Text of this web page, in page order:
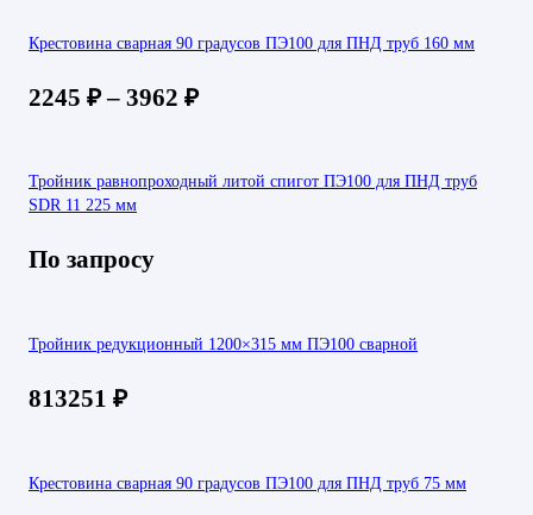
Крестовина сварная 90 градусов ПЭ100 для ПНД труб 160 мм
2245 ₽– 3962 ₽
Тройник равнопроходный литой спигот ПЭ100 для ПНД труб
SDR 11 225 мм
По запросу
Тройник редукционный 1200×315 мм ПЭ100 сварной
813251 ₽
Крестовина сварная 90 градусов ПЭ100 для ПНД труб 75 мм